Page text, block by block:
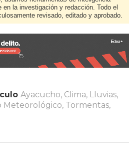
la investigación y redacción. Todo el
revisado, editado y aprobado.
Ayacucho, Clima, Lluvias,
Meteorológico, Tormentas,